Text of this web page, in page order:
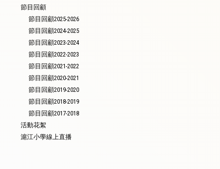
節目回顧
節目回顧2025-2026
節目回顧2024-2025
節目回顧2023-2024
節目回顧2022-2023
節目回顧2021-2022
節目回顧2020-2021
節目回顧2019-2020
節目回顧2018-2019
節目回顧2017-2018
活動花絮
滬江小學線上直播